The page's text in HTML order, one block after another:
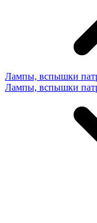
Лампы, вспышки
Лампы, вспышки